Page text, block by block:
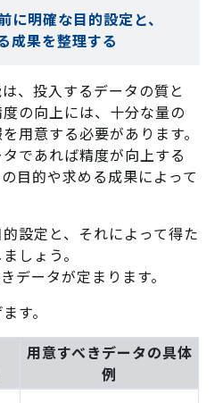
明確な目的設定と、
成果を整理する
、投入するデータの質と
の向上には、十分な量の
用意する必要があります。
であれば精度が向上する
目的や求める成果によって
設定と、それによって得た
しょう。
データが定まります。
す。
用意すべきデータの具体
例